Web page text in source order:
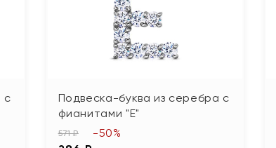
с
Подвеска-буква из серебра с
фианитами "Е"
571 ₽ -50%